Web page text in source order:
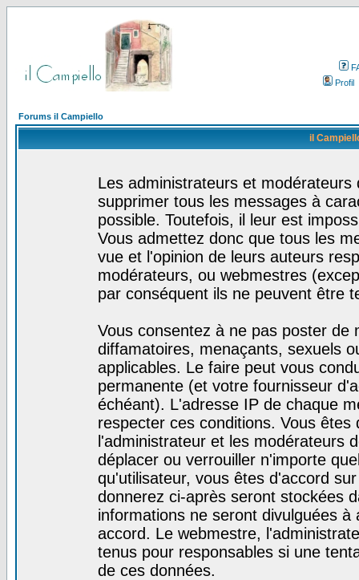
Profil
Forums il Campiello
il
Les administrateurs et
supprimer tous les messages à
possible. Toutefois, il leur est
Vous admettez donc que tous les
vue et l'opinion de leurs auteurs
modérateurs, ou webmestres
par conséquent ils ne peuvent être
Vous consentez à ne pas poster de
diffamatoires, menaçants, sexuels
applicables. Le faire peut vous
permanente (et votre fournisseur
échéant). L'adresse IP de chaque
respecter ces conditions. Vous
l'administrateur et les modérateurs
déplacer ou verrouiller n'importe
qu'utilisateur, vous êtes d'accord
donnerez ci-après seront stockées
informations ne seront divulguées
accord. Le webmestre,
tenus pour responsables si une
de ces données.